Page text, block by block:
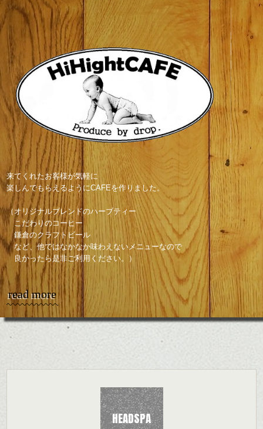
来てくれたお客様が気軽に
楽しんでもらえるようにCAFEを作りました。
（オリジナルブレンドのハーブティー
こだわりのコーヒー
鎌倉のクラフトビール
など、他ではなかなか味わえないメニューなので
良かったら是非ご利用ください。）
read more
HEADSPA